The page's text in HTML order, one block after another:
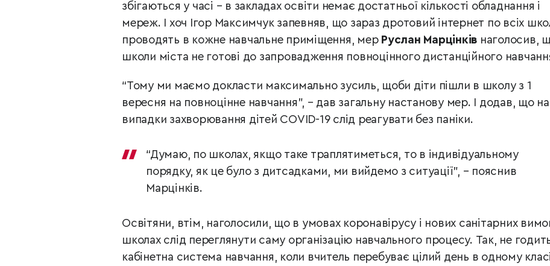
збігаються у часі – в закладах освіти немає достатньої кількості обладнання і
мереж. І хоч Ігор Максимчук запевняв, що зараз дротовий інтернет по всіх
проводять в кожне навчальне приміщення, мер Руслан Марцінків наголосив,
школи міста не готові до запровадження повноцінного дистанційного
“Тому ми маємо докласти максимально зусиль, щоби діти пішли в школу з 1
вересня на повноцінне навчання”, – дав загальну настанову мер. І додав, що на
випадки захворювання дітей COVID-19 слід реагувати без паніки.
“Думаю, по школах, якщо таке траплятиметься, то в індивідуальному
порядку, як це було з дитсадками, ми вийдемо з ситуації”, – пояснив
Марцінків.
Освітяни, втім, наголосили, що в умовах коронавірусу і нових санітарних
школах слід переглянути саму організацію навчального процесу. Так, не
кабінетна система навчання, коли вчитель перебуває цілий день в одному